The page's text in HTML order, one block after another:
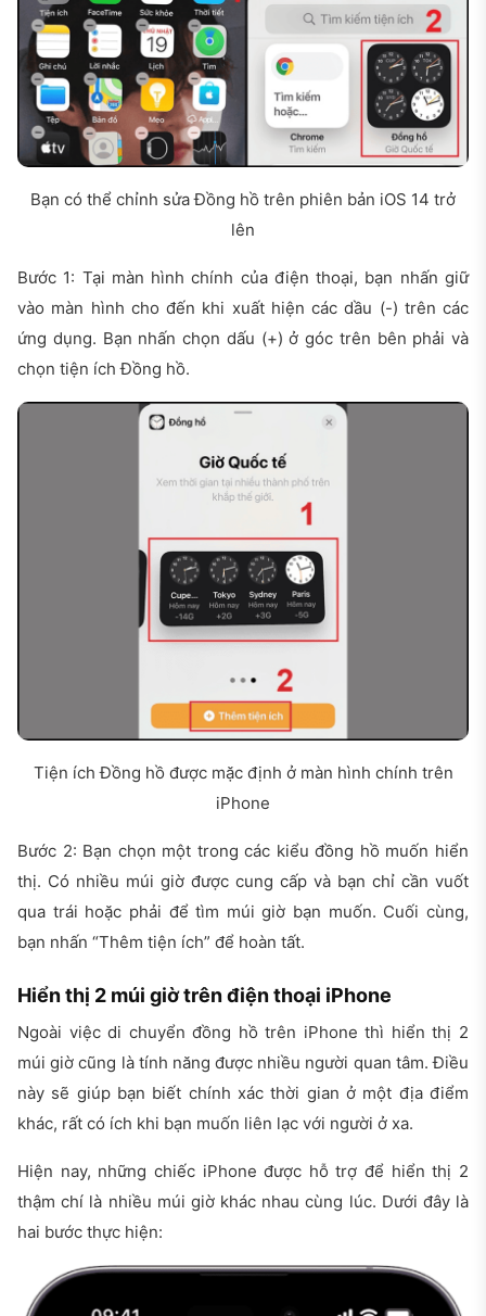
Bạn có thể chỉnh sửa Đồng hồ trên phiên bản iOS 14 trở
lên
Bước 1: Tại màn hình chính của điện thoại, bạn nhấn giữ
vào màn hình cho đến khi xuất hiện các dầu (-) trên các
ứng dụng. Bạn nhấn chọn dấu (+) ở góc trên bên phải và
chọn tiện ích Đồng hồ.
Tiện ích Đồng hồ được mặc định ở màn hình chính trên
iPhone
Bước 2: Bạn chọn một trong các kiểu đồng hồ muốn hiển
thị. Có nhiều múi giờ được cung cấp và bạn chỉ cần vuốt
qua trái hoặc phải để tìm múi giờ bạn muốn. Cuối cùng,
bạn nhấn “Thêm tiện ích” để hoàn tất.
Hiển thị 2 múi giờ trên điện thoại iPhone
Ngoài việc di chuyển đồng hồ trên iPhone thì hiển thị 2
múi giờ cũng là tính năng được nhiều người quan tâm. Điều
này sẽ giúp bạn biết chính xác thời gian ở một địa điểm
khác, rất có ích khi bạn muốn liên lạc với người ở xa.
Hiện nay, những chiếc iPhone được hỗ trợ để hiển thị 2
thậm chí là nhiều múi giờ khác nhau cùng lúc. Dưới đây là
hai bước thực hiện: